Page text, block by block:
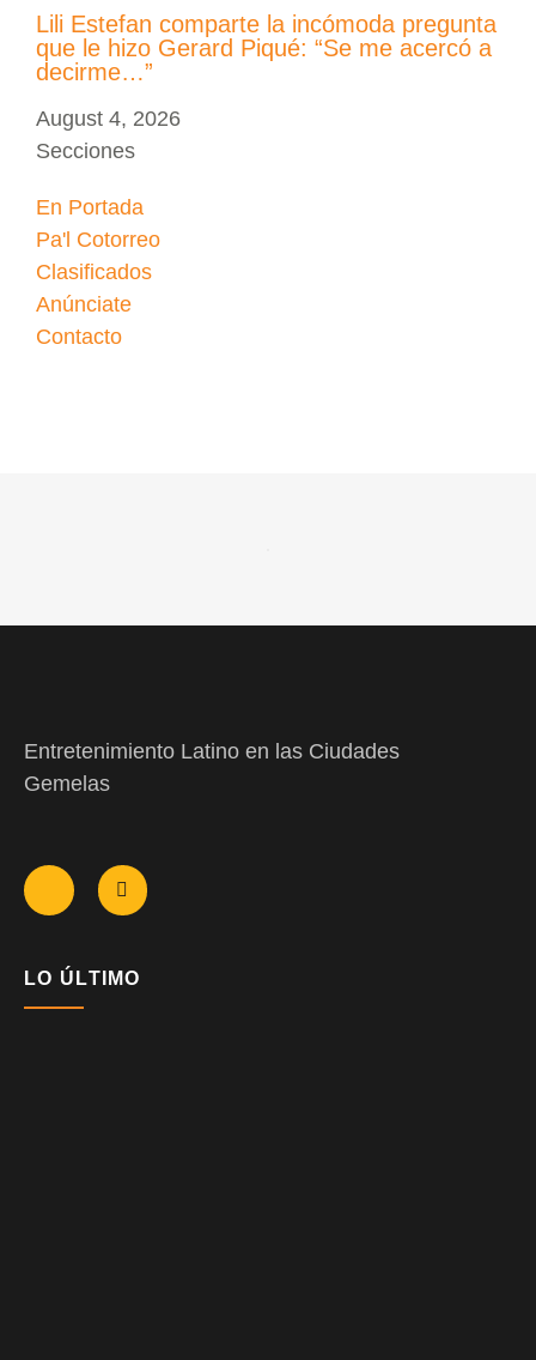
Lili Estefan comparte la incómoda pregunta
que le hizo Gerard Piqué: “Se me acercó a
decirme…”
August 4, 2026
Secciones
En Portada
Pa'l Cotorreo
Clasificados
Anúnciate
Contacto
Entretenimiento Latino en las Ciudades
Gemelas
LO ÚLTIMO